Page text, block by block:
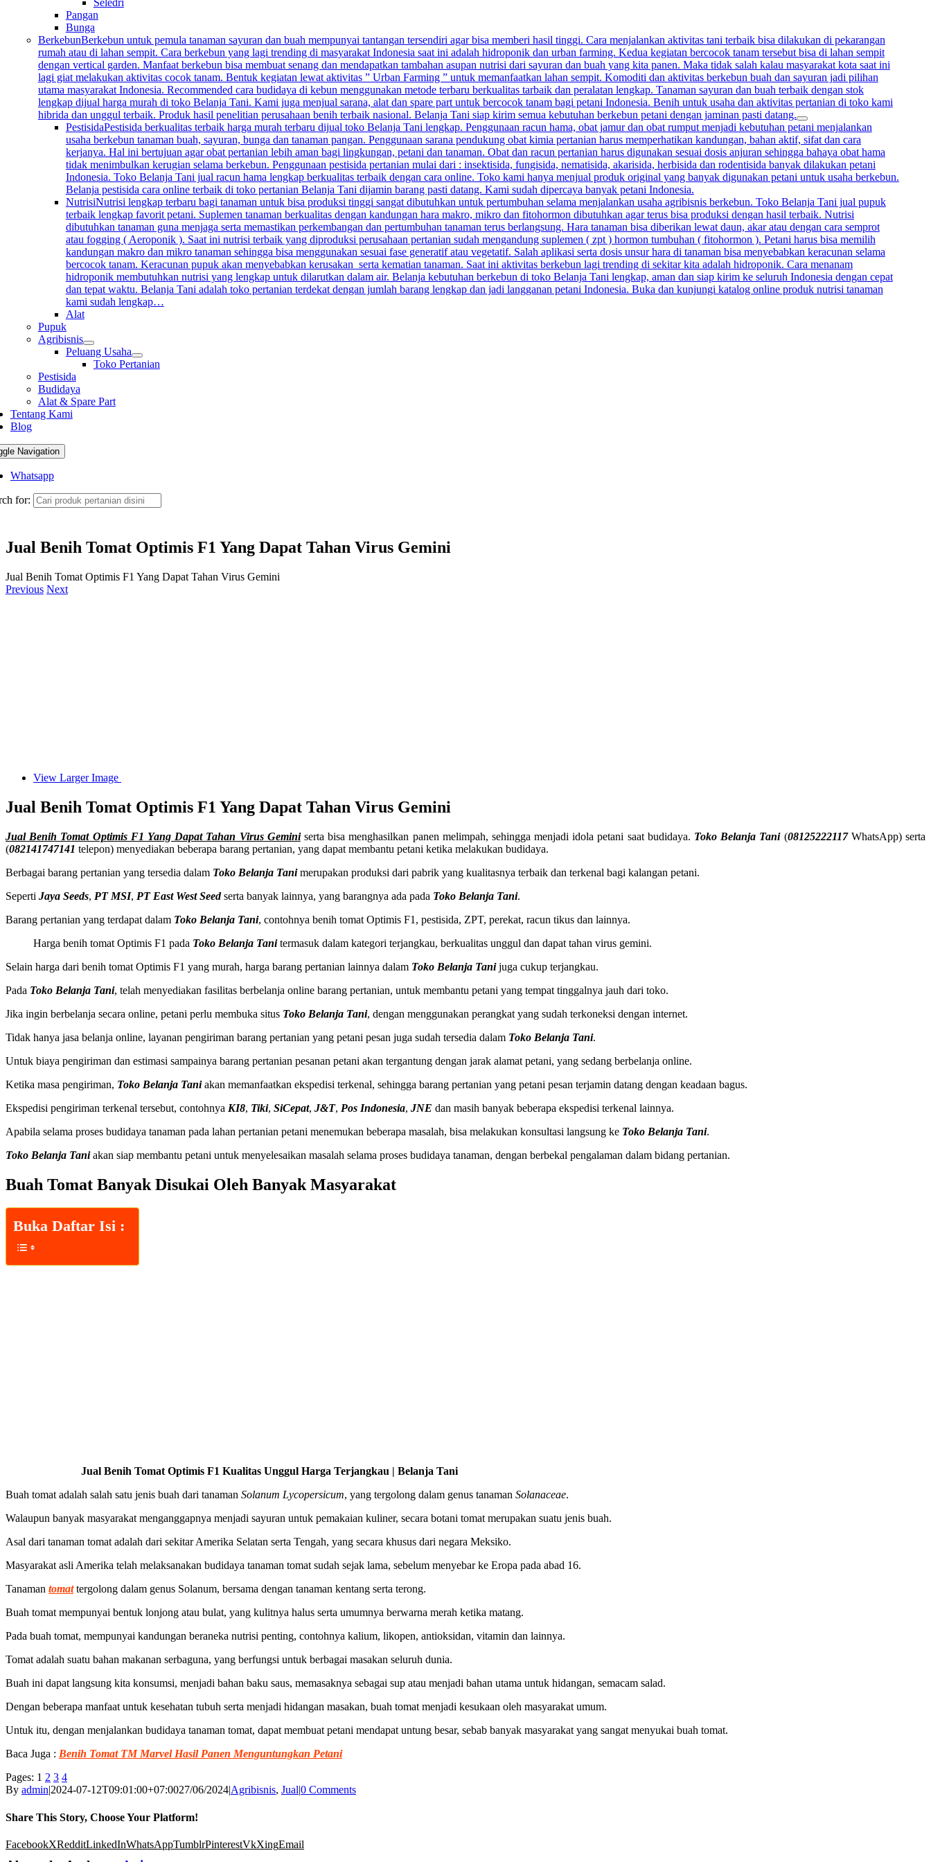
Seledri
Pangan
Bunga
BerkebunBerkebun untuk pemula tanaman sayuran dan buah mempunyai tantangan tersendiri agar bisa memberi hasil tinggi. Cara menjalankan aktivitas tani terbaik bisa dilakukan di pekarangan
rumah atau di lahan sempit. Cara berkebun yang lagi trending di masyarakat Indonesia saat ini adalah hidroponik dan urban farming. Kedua kegiatan bercocok tanam tersebut bisa di lahan sempit
dengan vertical garden. Manfaat berkebun bisa membuat senang dan mendapatkan tambahan asupan nutrisi dari sayuran dan buah yang kita panen. Maka tidak salah kalau masyarakat kota saat ini
lagi giat melakukan aktivitas cocok tanam. Bentuk kegiatan lewat aktivitas ” Urban Farming ” untuk memanfaatkan lahan sempit. Komoditi dan aktivitas berkebun buah dan sayuran jadi pilihan
utama masyarakat Indonesia. Recommended cara budidaya di kebun menggunakan metode terbaru berkualitas tarbaik dan peralatan lengkap. Tanaman sayuran dan buah terbaik dengan stok
lengkap dijual harga murah di toko Belanja Tani. Kami juga menjual sarana, alat dan spare part untuk bercocok tanam bagi petani Indonesia. Benih untuk usaha dan aktivitas pertanian di toko kami
hibrida dan unggul terbaik. Produk hasil penelitian perusahaan benih terbaik nasional. Belanja Tani siap kirim semua kebutuhan berkebun petani dengan jaminan pasti datang.
PestisidaPestisida berkualitas terbaik harga murah terbaru dijual toko Belanja Tani lengkap. Penggunaan racun hama, obat jamur dan obat rumput menjadi kebutuhan petani menjalankan
usaha berkebun tanaman buah, sayuran, bunga dan tanaman pangan. Penggunaan sarana pendukung obat kimia pertanian harus memperhatikan kandungan, bahan aktif, sifat dan cara
kerjanya. Hal ini bertujuan agar obat pertanian lebih aman bagi lingkungan, petani dan tanaman. Obat dan racun pertanian harus digunakan sesuai dosis anjuran sehingga bahaya obat hama
tidak menimbulkan kerugian selama berkebun. Penggunaan pestisida pertanian mulai dari : insektisida, fungisida, nematisida, akarisida, herbisida dan rodentisida banyak dilakukan petani
Indonesia. Toko Belanja Tani jual racun hama lengkap berkualitas terbaik dengan cara online. Toko kami hanya menjual produk original yang banyak digunakan petani untuk usaha berkebun.
Belanja pestisida cara online terbaik di toko pertanian Belanja Tani dijamin barang pasti datang. Kami sudah dipercaya banyak petani Indonesia.
NutrisiNutrisi lengkap terbaru bagi tanaman untuk bisa produksi tinggi sangat dibutuhkan untuk pertumbuhan selama menjalankan usaha agribisnis berkebun. Toko Belanja Tani jual pupuk
terbaik lengkap favorit petani. Suplemen tanaman berkualitas dengan kandungan hara makro, mikro dan fitohormon dibutuhkan agar terus bisa produksi dengan hasil terbaik. Nutrisi
dibutuhkan tanaman guna menjaga serta memastikan perkembangan dan pertumbuhan tanaman terus berlangsung. Hara tanaman bisa diberikan lewat daun, akar atau dengan cara semprot
atau fogging ( Aeroponik ). Saat ini nutrisi terbaik yang diproduksi perusahaan pertanian sudah mengandung suplemen ( zpt ) hormon tumbuhan ( fitohormon ). Petani harus bisa memilih
kandungan makro dan mikro tanaman sehingga bisa menggunakan sesuai fase generatif atau vegetatif. Salah aplikasi serta dosis unsur hara di tanaman bisa menyebabkan keracunan selama
bercocok tanam. Keracunan pupuk akan menyebabkan kerusakan serta kematian tanaman. Saat ini aktivitas berkebun lagi trending di sekitar kita adalah hidroponik. Cara menanam
hidroponik membutuhkan nutrisi yang lengkap untuk dilarutkan dalam air. Belanja kebutuhan berkebun di toko Belanja Tani lengkap, aman dan siap kirim ke seluruh Indonesia dengan cepat
dan tepat waktu. Belanja Tani adalah toko pertanian terdekat dengan jumlah barang lengkap dan jadi langganan petani Indonesia. Buka dan kunjungi katalog online produk nutrisi tanaman
kami sudah lengkap…
Alat
Pupuk
Agribisnis
Peluang Usaha
Toko Pertanian
Pestisida
Budidaya
Alat & Spare Part
Tentang Kami
Blog
Navigation
Whatsapp
for:
Jual Benih Tomat Optimis F1 Yang Dapat Tahan Virus Gemini
Jual Benih Tomat Optimis F1 Yang Dapat Tahan Virus Gemini
Previous Next
View Larger Image
Jual Benih Tomat Optimis F1 Yang Dapat Tahan Virus Gemini
Jual Benih Tomat Optimis F1 Yang Dapat Tahan Virus Geminiserta bisa menghasilkan panen melimpah, sehingga menjadi idola petani saat budidaya. Toko Belanja Tani(08125222117WhatsApp) serta
(082141747141 telepon) menyediakan beberapa barang pertanian, yang dapat membantu petani ketika melakukan budidaya.
Berbagai barang pertanian yang tersedia dalam Toko Belanja Tanimerupakan produksi dari pabrik yang kualitasnya terbaik dan terkenal bagi kalangan petani.
Seperti Jaya Seeds, PT MSI, PT East West Seedserta banyak lainnya, yang barangnya ada pada Toko Belanja Tani.
Barang pertanian yang terdapat dalam Toko Belanja Tani, contohnya benih tomat Optimis F1, pestisida, ZPT, perekat, racun tikus dan lainnya.
Harga benih tomat Optimis F1 pada Toko Belanja Tanitermasuk dalam kategori terjangkau, berkualitas unggul dan dapat tahan virus gemini.
Selain harga dari benih tomat Optimis F1 yang murah, harga barang pertanian lainnya dalam Toko Belanja Tanijuga cukup terjangkau.
Pada Toko Belanja Tani, telah menyediakan fasilitas berbelanja online barang pertanian, untuk membantu petani yang tempat tinggalnya jauh dari toko.
Jika ingin berbelanja secara online, petani perlu membuka situs Toko Belanja Tani, dengan menggunakan perangkat yang sudah terkoneksi dengan internet.
Tidak hanya jasa belanja online, layanan pengiriman barang pertanian yang petani pesan juga sudah tersedia dalam Toko Belanja Tani.
Untuk biaya pengiriman dan estimasi sampainya barang pertanian pesanan petani akan tergantung dengan jarak alamat petani, yang sedang berbelanja online.
Ketika masa pengiriman, Toko Belanja Taniakan memanfaatkan ekspedisi terkenal, sehingga barang pertanian yang petani pesan terjamin datang dengan keadaan bagus.
Ekspedisi pengiriman terkenal tersebut, contohnya KI8, Tiki, SiCepat, J&T, Pos Indonesia, JNE dan masih banyak beberapa ekspedisi terkenal lainnya.
Apabila selama proses budidaya tanaman pada lahan pertanian petani menemukan beberapa masalah, bisa melakukan konsultasi langsung ke Toko Belanja Tani.
Toko Belanja Taniakan siap membantu petani untuk menyelesaikan masalah selama proses budidaya tanaman, dengan berbekal pengalaman dalam bidang pertanian.
Buah Tomat Banyak Disukai Oleh Banyak Masyarakat
Buka Daftar Isi :
Jual Benih Tomat Optimis F1 Kualitas Unggul Harga Terjangkau | Belanja Tani
Buah tomat adalah salah satu jenis buah dari tanaman Solanum Lycopersicum, yang tergolong dalam genus tanaman Solanaceae.
Walaupun banyak masyarakat menganggapnya menjadi sayuran untuk pemakaian kuliner, secara botani tomat merupakan suatu jenis buah.
Asal dari tanaman tomat adalah dari sekitar Amerika Selatan serta Tengah, yang secara khusus dari negara Meksiko.
Masyarakat asli Amerika telah melaksanakan budidaya tanaman tomat sudah sejak lama, sebelum menyebar ke Eropa pada abad 16.
Tanaman tomattergolong dalam genus Solanum, bersama dengan tanaman kentang serta terong.
Buah tomat mempunyai bentuk lonjong atau bulat, yang kulitnya halus serta umumnya berwarna merah ketika matang.
Pada buah tomat, mempunyai kandungan beraneka nutrisi penting, contohnya kalium, likopen, antioksidan, vitamin dan lainnya.
Tomat adalah suatu bahan makanan serbaguna, yang berfungsi untuk berbagai masakan seluruh dunia.
Buah ini dapat langsung kita konsumsi, menjadi bahan baku saus, memasaknya sebagai sup atau menjadi bahan utama untuk hidangan, semacam salad.
Dengan beberapa manfaat untuk kesehatan tubuh serta menjadi hidangan masakan, buah tomat menjadi kesukaan oleh masyarakat umum.
Untuk itu, dengan menjalankan budidaya tanaman tomat, dapat membuat petani mendapat untung besar, sebab banyak masyarakat yang sangat menyukai buah tomat.
Baca Juga : Benih Tomat TM Marvel Hasil Panen Menguntungkan Petani
Pages: 1 2 3 4
By admin|2024-07-12T09:01:00+07:0027/06/2024|Agribisnis, Jual|0 Comments
Share This Story, Choose Your Platform!
FacebookXRedditLinkedInWhatsAppTumblrPinterestVkXingEmail